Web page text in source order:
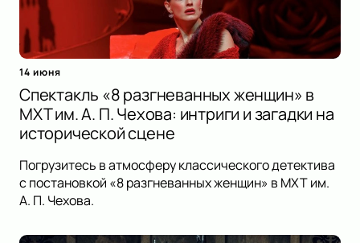
14 июня
Спектакль «8 разгневанных женщин» в
МХТ им. А. П. Чехова: интриги и загадки на
исторической сцене
Погрузитесь в атмосферу классического детектива
с постановкой «8 разгневанных женщин» в МХТ им.
А. П. Чехова.